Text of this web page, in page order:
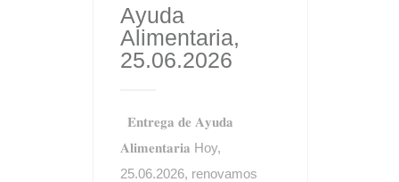
Ayuda
Alimentaria,
25.06.2026
𝐄𝐧𝐭𝐫𝐞𝐠𝐚 𝐝𝐞 𝐀𝐲𝐮𝐝𝐚
𝐀𝐥𝐢𝐦𝐞𝐧𝐭𝐚𝐫𝐢𝐚 Hoy,
25.06.2026, renovamos